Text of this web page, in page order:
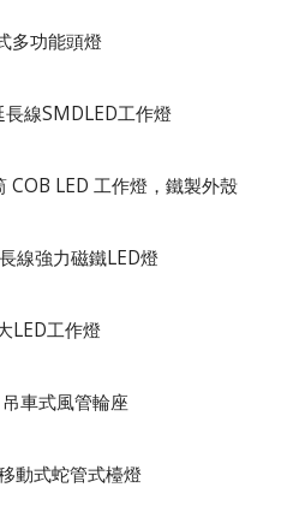
多功能頭燈
線SMDLED工作燈
COB LED 工作燈，鐵製外殼
線強力磁鐵LED燈
LED工作燈
車式風管輪座
動式蛇管式檯燈